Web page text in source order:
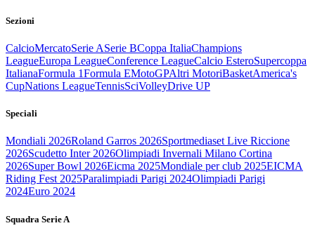
Sezioni
CalcioMercatoSerie ASerie BCoppa ItaliaChampions
LeagueEuropa LeagueConference LeagueCalcio EsteroSupercoppa
ItalianaFormula 1Formula EMotoGPAltri MotoriBasketAmerica's
CupNations LeagueTennisSciVolleyDrive UP
Speciali
Mondiali 2026Roland Garros 2026Sportmediaset Live Riccione
2026Scudetto Inter 2026Olimpiadi Invernali Milano Cortina
2026Super Bowl 2026Eicma 2025Mondiale per club 2025EICMA
Riding Fest 2025Paralimpiadi Parigi 2024Olimpiadi Parigi
2024Euro 2024
Squadra Serie A